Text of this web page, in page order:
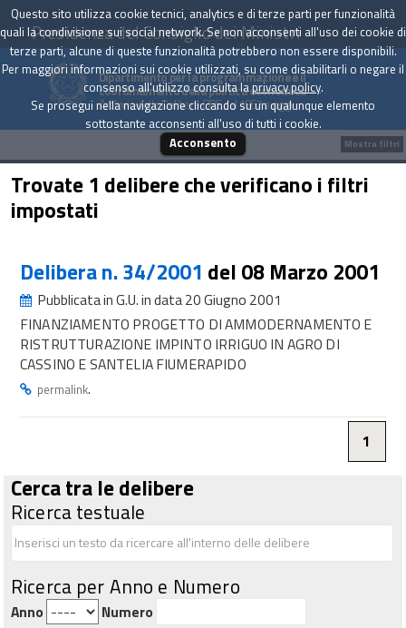
Presidenza del Consiglio dei Ministri
Dipartimento per la programmazione e il
coordinamento della politica economica
Archivio delle Delibere CIPE dal 1967 a oggi
Trovate 1 delibere che verificano i filtri
impostati
Delibera n. 34/2001 del 08 Marzo 2001
Pubblicata in G.U. in data 20 Giugno 2001
FINANZIAMENTO PROGETTO DI AMMODERNAMENTO E
RISTRUTTURAZIONE IMPINTO IRRIGUO IN AGRO DI
CASSINO E SANTELIA FIUMERAPIDO
permalink.
1
Cerca tra le delibere
Ricerca testuale
Ricerca per Anno e Numero
Anno Numero
Mostra filtri
Questo sito utilizza cookie tecnici, analytics e di terze parti per funzionalità
quali la condivisione sui social network. Se non acconsenti all'uso dei cookie di
terze parti, alcune di queste funzionalità potrebbero non essere disponibili.
Per maggiori informazioni sui cookie utilizzati, su come disabilitarli o negare il
consenso all'utilizzo consulta laprivacy policy.
Se prosegui nella navigazione cliccando su un qualunque elemento
sottostante acconsenti all'uso di tutti i cookie.
Acconsento